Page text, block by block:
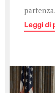
partenza.
Leggi di